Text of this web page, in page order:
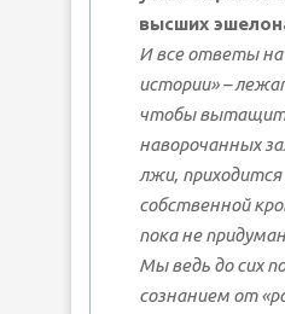
высших
И все ответы на
истории» –
чтобы
наворочанных
лжи,
собственной
пока не
Мы ведь до сих
сознанием от